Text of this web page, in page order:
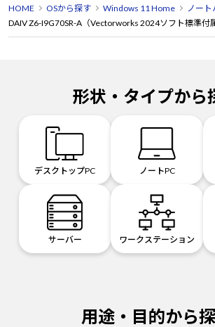
HOME OSから探す Windows 11 Home ノー
DAIV Z6-I9G70SR-A（Vectorworks 2024ソフト標準付
形状・タイプから
デスクトップPC ノートPC
サーバー ワークステーション
用途・目的から